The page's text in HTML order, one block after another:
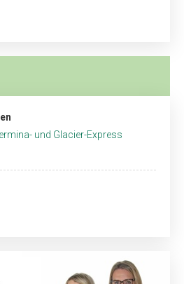
und Glacier-Express